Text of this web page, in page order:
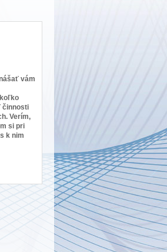
vám
činnosti
Verím,
si pri
k nim